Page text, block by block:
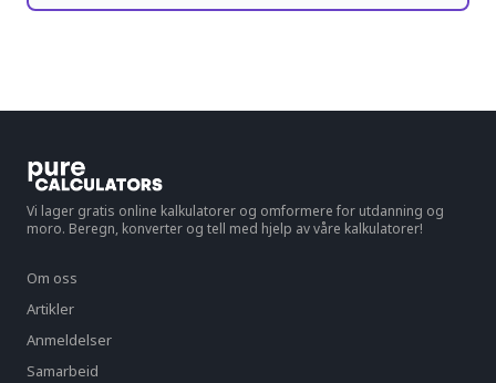
Vi lager gratis online kalkulatorer og omformere for utdanning og
moro. Beregn, konverter og tell med hjelp av våre kalkulatorer!
Om oss
Artikler
Anmeldelser
Samarbeid